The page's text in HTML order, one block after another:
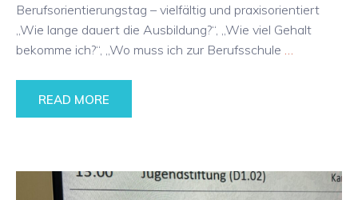
Berufsorientierungstag – vielfältig und praxisorientiert
„Wie lange dauert die Ausbildung?“, „Wie viel Gehalt
bekomme ich?“, „Wo muss ich zur Berufsschule
READ MORE